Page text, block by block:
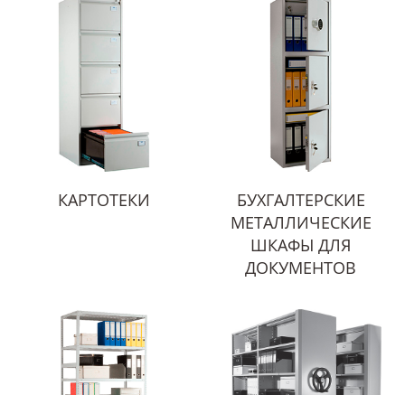
КАРТОТЕКИ
БУХГАЛТЕРСКИЕ
МЕТАЛЛИЧЕСКИЕ
ШКАФЫ ДЛЯ
ДОКУМЕНТОВ